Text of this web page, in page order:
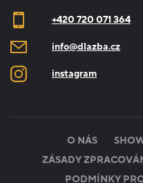
+420 720 071 364
info@dlazba.cz
instagram
O NÁS
ZÁSADY
PODMÍNKY